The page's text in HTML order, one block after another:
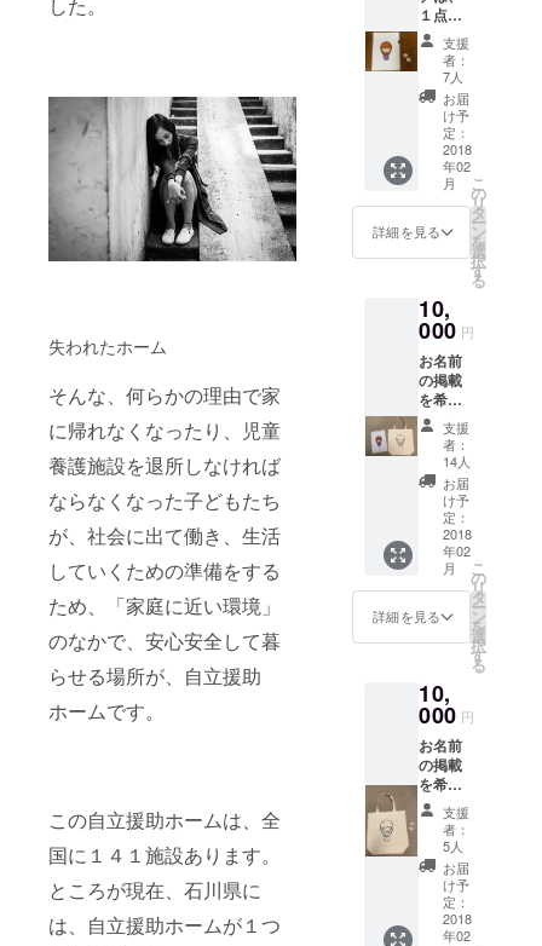
失われたホーム
そんな、何らかの理由で家
に帰れなくなったり、児童
養護施設を退所しなければ
ならなくなった子どもたち
が、社会に出て働き、生活
していくための準備をする
ため、「家庭に近い環境」
のなかで、安心安全して暮
らせる場所が、自立援助
ホームです。
この自立援助ホームは、全
国に１４１施設あります。
ところが現在、石川県に
は、自立援助ホームが１つ
シェき
らりの
活動を
末永く
見守っ
てくだ
さい！
さい！
１点＝
２個
セット
となり
ます。
缶バッ
チの背
景カ
ラーは
４色
（ホワ
イト・
ピン
ク・ブ
グリー
ン）あ
りま
す。 ど
の２色
が届く
かはお
楽しみ
に！
ニュー
スレ
ター
『シェ
きらり
通信
SALUT
！（サ
期的に
発行
し、お
送りし
ます。
シェき
らりの
活動を
末永く
見守っ
てくだ
さい！
支援
者：
7人
お届
け予
定：
2018
年02
月
詳細を見る
こ
の
リ
タ
ー
ン
を
選
択
す
る
10,
000 円
お名前
の掲載
を希望
されな
い方
は、そ
の旨を
お知ら
せくだ
さい。
ニュー
スレ
ター
『シェ
きらり
通信
！（サ
リュ！
）』を
毎年定
期的に
発行
し、お
送りし
ます。
シェき
らりの
活動を
末永く
見守っ
支援
者：
14人
お届
け予
定：
2018
年02
月
詳細を見る
こ
の
リ
タ
ー
ン
を
選
択
す
る
10,
000 円
お名前
の掲載
を希望
されな
い方
は、そ
の旨を
お知ら
せくだ
さい。
缶バッ
支援
者：
5人
お届
け予
定：
2018
年02